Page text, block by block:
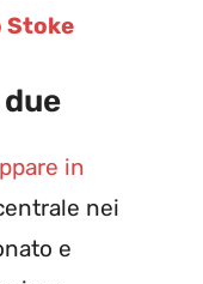
Stoke
in
nei
e